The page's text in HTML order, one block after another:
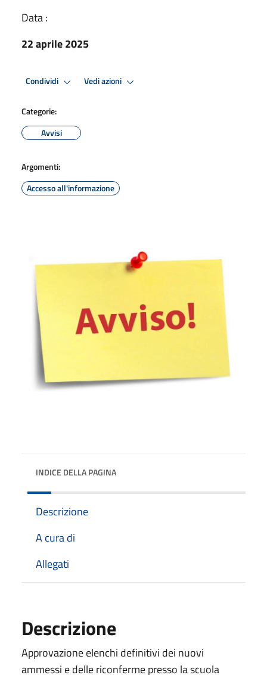
Data :
22 aprile 2025
Condividi Vedi azioni
Categorie:
Avvisi
Argomenti:
Accesso all'informazione
INDICE DELLA PAGINA
Descrizione
A cura di
Allegati
Descrizione
Approvazione elenchi definitivi dei nuovi
ammessi e delle riconferme presso la scuola